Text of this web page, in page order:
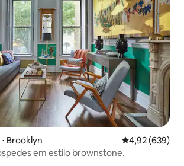
Brooklyn 4,92 de uma
4,92 (639)
em estilo brownstone.